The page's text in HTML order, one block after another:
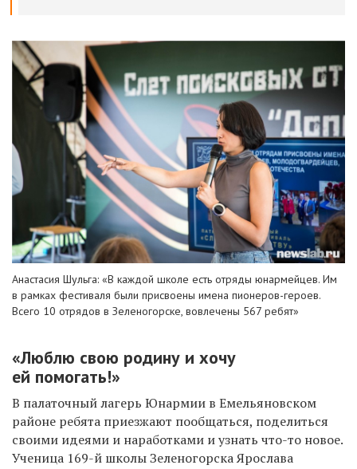
Анастасия Шульга: «В каждой школе есть отряды юнармейцев. Им
в рамках фестиваля были присвоены имена пионеров-героев.
Всего 10 отрядов в Зеленогорске, вовлечены 567 ребят»
«Люблю свою родину и хочу
ей помогать!»
В палаточный лагерь Юнармии в Емельяновском
районе ребята приезжают пообщаться, поделиться
своими идеями и наработками и узнать что-то новое.
Ученица 169-й школы Зеленогорска Ярослава